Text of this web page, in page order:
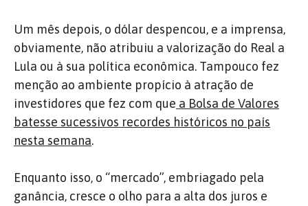
Um mês depois, o dólar despencou, e a imprensa,
obviamente, não atribuiu a valorização do Real a
Lula ou à sua política econômica. Tampouco fez
menção ao ambiente propício à atração de
investidores que fez com que a Bolsa de Valores
batesse sucessivos recordes históricos no país
nesta semana.
Enquanto isso, o “mercado”, embriagado pela
ganância, cresce o olho para a alta dos juros e